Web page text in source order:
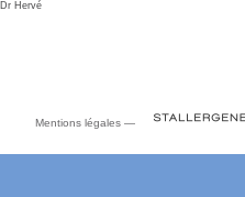
Dr Hervé
Mentions légales —